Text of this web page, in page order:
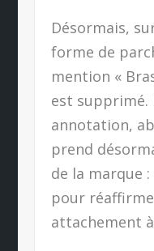
Désormais,
forme de
mention «
est supprimé.
annotation,
prend
de la marque :
pour
attachement